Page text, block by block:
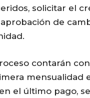
solicitar el
de
contarán
mensualidad
el último pago,